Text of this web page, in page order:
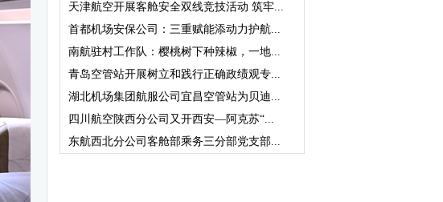
天津航空开展客舱安全双线竞技活动 筑牢...
首都机场安保公司：三重赋能添动力护航...
南航驻村工作队：樱桃树下种辣椒，一地...
青岛空管站开展树立和践行正确政绩观专...
湖北机场集团航服公司宜昌空管站为贝迪...
四川航空陕西分公司又开西安—阿克苏“...
东航西北分公司客舱部乘务三分部党支部...